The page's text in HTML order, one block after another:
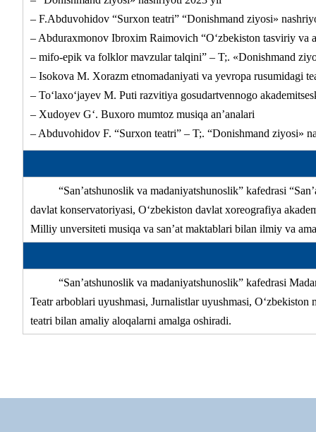
– F.Abduvohidov “Surxon teatri” “Donishmand ziyosi»
– Abduraxmonov Ibroxim Raimovich “O‘zbekiston tasviriy va
– mifo-epik va folklor mavzular talqini” – T;. «Donishmand
– Isokova M. Xorazm etnomadaniyati va yevropa rusumidagi
– To‘laxo‘jayev M. Puti razvitiya gosudartvennogo
– Xudoyev G‘. Buxoro mumtoz musiqa an’analari
– Abduvohidov F. “Surxon teatri” – T;. “Donishmand ziyosi»
“San’atshunoslik va madaniyatshunoslik” kafedrasi
davlat konservatoriyasi, O‘zbekiston davlat xoreografiya
Milliy unversiteti musiqa va san’at maktablari bilan ilmiy va
“San’atshunoslik va madaniyatshunoslik” kafedrasi
Teatr arboblari uyushmasi, Jurnalistlar uyushmasi,
teatri bilan amaliy aloqalarni amalga oshiradi.